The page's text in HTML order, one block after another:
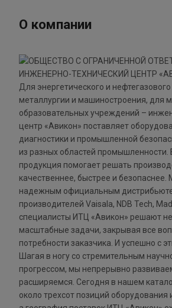
О компании
Для энергетического и
металлургии и машиностроения, для
образовательных учреждений –
центр «Авикон» поставляет
диагностики и промышленной
из разных областей промышленности.
продукция помогает решать
качественнее, быстрее и
надежным официальным
производителей Vaisala, NDB Tech,
специалисты ИТЦ «Авикон» решают
масштабные задачи, закрывая все
потребности заказчика. И успешно с
Шагая в ногу со стремительным
прогрессом, мы непрерывно
расширяемся. Сегодня в нашем
около трехсот позиций